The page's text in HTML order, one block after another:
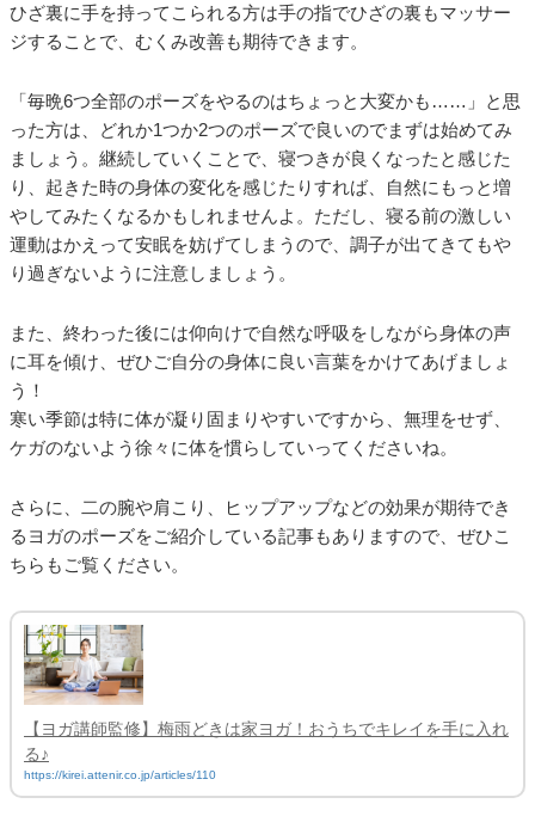
ひざ裏に手を持ってこられる方は手の指でひざの裏もマッサー
ジすることで、むくみ改善も期待できます。
「毎晩6つ全部のポーズをやるのはちょっと大変かも……」と思
った方は、どれか1つか2つのポーズで良いのでまずは始めてみ
ましょう。継続していくことで、寝つきが良くなったと感じた
り、起きた時の身体の変化を感じたりすれば、自然にもっと増
やしてみたくなるかもしれませんよ。ただし、寝る前の激しい
運動はかえって安眠を妨げてしまうので、調子が出てきてもや
り過ぎないように注意しましょう。
また、終わった後には仰向けで自然な呼吸をしながら身体の声
に耳を傾け、ぜひご自分の身体に良い言葉をかけてあげましょ
う！
寒い季節は特に体が凝り固まりやすいですから、無理をせず、
ケガのないよう徐々に体を慣らしていってくださいね。
さらに、二の腕や肩こり、ヒップアップなどの効果が期待でき
るヨガのポーズをご紹介している記事もありますので、ぜひこ
ちらもご覧ください。
【ヨガ講師監修】梅雨どきは家ヨガ！おうちでキレイを手に入れ
る♪
https://kirei.attenir.co.jp/articles/110